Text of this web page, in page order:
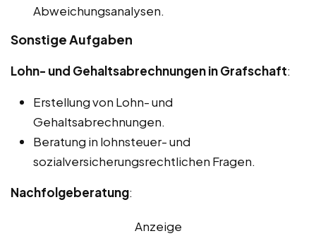
Abweichungsanalysen.
Sonstige Aufgaben
Lohn- und Gehaltsabrechnungen in Grafschaft:
Erstellung von Lohn- und
Gehaltsabrechnungen.
Beratung in lohnsteuer- und
sozialversicherungsrechtlichen Fragen.
Nachfolgeberatung:
Anzeige